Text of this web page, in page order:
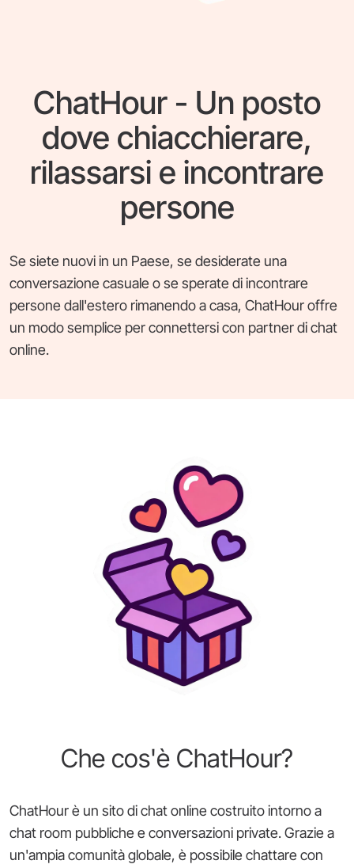
ChatHour - Un posto
dove chiacchierare,
rilassarsi e incontrare
persone
Se siete nuovi in un Paese, se desiderate una
conversazione casuale o se sperate di incontrare
persone dall'estero rimanendo a casa, ChatHour offre
un modo semplice per connettersi con partner di chat
online.
Che cos'è ChatHour?
ChatHour è un sito di chat online costruito intorno a
chat room pubbliche e conversazioni private. Grazie a
un'ampia comunità globale, è possibile chattare con